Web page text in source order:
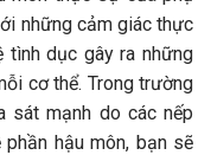
những cảm giác thực
tình dục gây ra những
cơ thể. Trong trường
sát mạnh do các nếp
hậu môn, bạn sẽ